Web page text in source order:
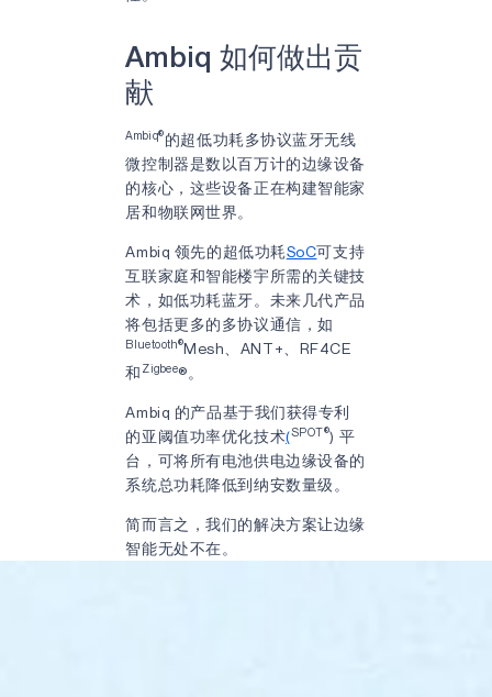
Ambiq 如何做出贡
献
Ambiq®的超低功耗多协议蓝牙无线
微控制器是数以百万计的边缘设备
的核心，这些设备正在构建智能家
居和物联网世界。
Ambiq 领先的超低功耗SoC可支持
互联家庭和智能楼宇所需的关键技
术，如低功耗蓝牙。未来几代产品
将包括更多的多协议通信，如
Bluetooth®Mesh、ANT+、RF4CE
和 Zigbee®。
Ambiq 的产品基于我们获得专利
的亚阈值功率优化技术(SPOT®) 平
台，可将所有电池供电边缘设备的
系统总功耗降低到纳安数量级。
简而言之，我们的解决方案让边缘
智能无处不在。